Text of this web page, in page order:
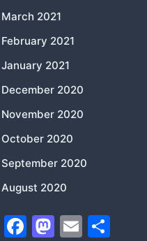
March 2021
February 2021
January 2021
December 2020
November 2020
October 2020
September 2020
August 2020
F
M E